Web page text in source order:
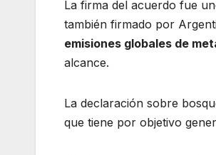
La firma del acuerdo fue
también firmado por
emisiones globales de
alcance.
La declaración sobre
que tiene por objetivo